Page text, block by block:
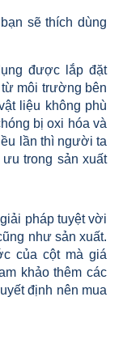
sẽ thích dùng
được lắp đặt
môi trường bên
liệu không phù
bị oxi hóa và
lần thì người ta
trong sản xuất
pháp tuyệt vời
như sản xuất.
của cột mà giá
khảo thêm các
định nên mua